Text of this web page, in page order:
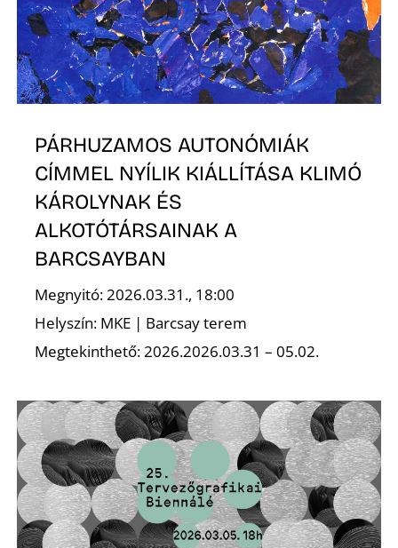
PÁRHUZAMOS AUTONÓMIÁK
CÍMMEL NYÍLIK KIÁLLÍTÁSA KLIMÓ
KÁROLYNAK ÉS
ALKOTÓTÁRSAINAK A
BARCSAYBAN
Megnyitó: 2026.03.31., 18:00
Helyszín: MKE | Barcsay terem
Megtekinthető: 2026.2026.03.31 – 05.02.